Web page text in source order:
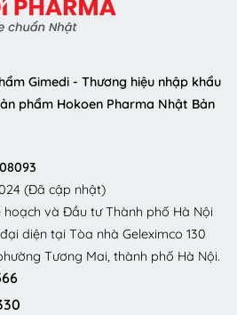
Gimedi - Thương hiệu nhập khẩu
phẩm Hokoen Pharma Nhật Bản
(Đã cập nhật)
hoạch và Đầu tư Thành phố Hà Nội
diện tại Tòa nhà Geleximco 130
Tương Mai, thành phố Hà Nội.